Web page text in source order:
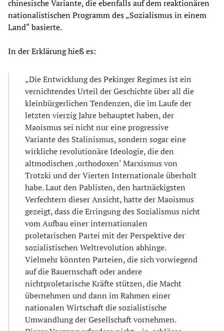
chinesische Variante, die ebenfalls auf dem reaktionären
nationalistischen Programm des „Sozialismus in einem
Land“ basierte.
In der Erklärung hieß es:
„Die Entwicklung des Pekinger Regimes ist ein
vernichtendes Urteil der Geschichte über all die
kleinbürgerlichen Tendenzen, die im Laufe der
letzten vierzig Jahre behauptet haben, der
Maoismus sei nicht nur eine progressive
Variante des Stalinismus, sondern sogar eine
wirkliche revolutionäre Ideologie, die den
altmodischen ‚orthodoxen‘ Marxismus von
Trotzki und der Vierten Internationale überholt
habe. Laut den Pablisten, den hartnäckigsten
Verfechtern dieser Ansicht, hatte der Maoismus
gezeigt, dass die Erringung des Sozialismus nicht
vom Aufbau einer internationalen
proletarischen Partei mit der Perspektive der
sozialistischen Weltrevolution abhinge.
Vielmehr könnten Parteien, die sich vorwiegend
auf die Bauernschaft oder andere
nichtproletarische Kräfte stützen, die Macht
übernehmen und dann im Rahmen einer
nationalen Wirtschaft die sozialistische
Umwandlung der Gesellschaft vornehmen.